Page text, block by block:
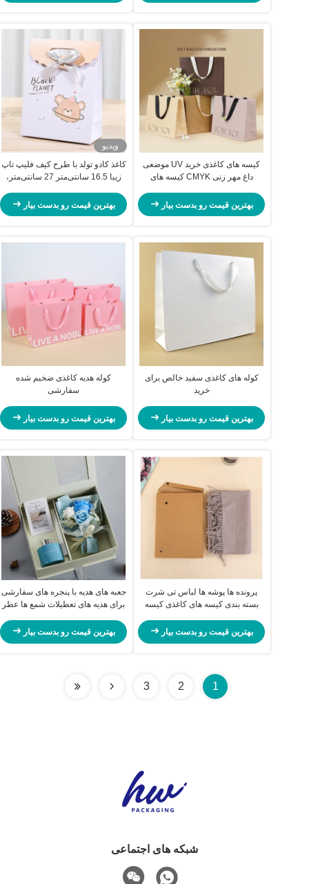
کیسه های کاغذی خرید UV موضعی
داغ مهر زنی CMYK کیسه های
بهترین قیمت رو بدست بیار
ویدیو
کاغذ کادو تولد با طرح کیف فلیپ تاپ
زیبا 16.5 سانتی‌متر 27 سانتی‌متر،
بهترین قیمت رو بدست بیار
کوله های کاغذی سفید خالص برای
خرید
بهترین قیمت رو بدست بیار
کوله هدیه کاغذی ضخیم شده
سفارشی
بهترین قیمت رو بدست بیار
پرونده ها پوشه ها لباس تی شرت
بسته بندی کیسه های کاغذی کیسه
بهترین قیمت رو بدست بیار
جعبه های هدیه با پنجره های سفارشی
برای هدیه های تعطیلات شمع ها عطر
بهترین قیمت رو بدست بیار
1
2
3
شبکه های اجتماعی